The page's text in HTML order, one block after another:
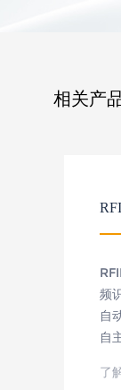
相关产
频
自
自
化
了